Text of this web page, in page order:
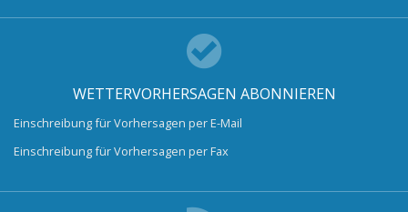
WETTERVORHERSAGEN ABONNIEREN
Einschreibung für Vorhersagen per E-Mail
Einschreibung für Vorhersagen per Fax